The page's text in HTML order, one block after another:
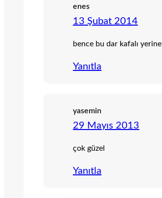
enes
13 Şubat 2014
bence bu dar kafalı
Yanıtla
yasemin
29 Mayıs 2013
çok güzel
Yanıtla